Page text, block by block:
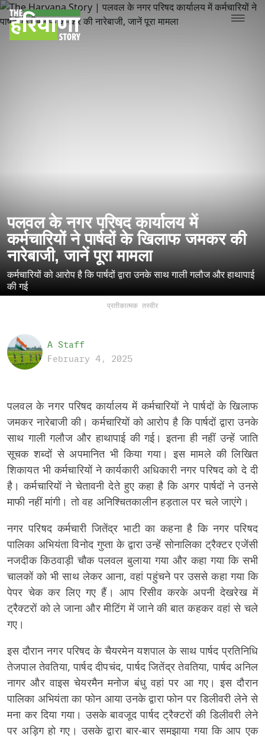
पलवल के नगर परिषद कार्यालय में
कर्मचारियों ने पार्षदों के खिलाफ जमकर की
नारेबाजी, जानें पूरा मामला
कर्मचारियों को आरोप है कि पार्षदों द्वारा उनके साथ गाली गलौज और हाथापाई
की गई
प्रतीकात्मक तस्वीर
A Staff
February 4, 2025
पलवल के नगर परिषद कार्यालय में कर्मचारियों ने पार्षदों के खिलाफ
जमकर नारेबाजी की। कर्मचारियों को आरोप है कि पार्षदों द्वारा उनके
साथ गाली गलौज और हाथापाई की गई। इतना ही नहीं उन्हें जाति
सूचक शब्दों से अपमानित भी किया गया। इस मामले की लिखित
शिकायत भी कर्मचारियों ने कार्यकारी अधिकारी नगर परिषद को दे दी
है। कर्मचारियों ने चेतावनी देते हुए कहा है कि अगर पार्षदों ने उनसे
माफी नहीं मांगी। तो वह अनिश्चितकालीन हड़ताल पर चले जाएंगे।
नगर परिषद कर्मचारी जितेंद्र भाटी का कहना है कि नगर परिषद
पालिका अभियंता विनोद गुप्ता के द्वारा उन्हें सोनालिका ट्रैक्टर एजेंसी
नजदीक किठवाड़ी चौक पलवल बुलाया गया और कहा गया कि सभी
चालकों को भी साथ लेकर आना, वहां पहुंचने पर उससे कहा गया कि
पेपर चेक कर लिए गए हैं। आप रिसीव करके अपनी देखरेख में
ट्रैक्टरों को ले जाना और मीटिंग में जाने की बात कहकर वहां से चले
गए।
इस दौरान नगर परिषद के चैयरमेन यशपाल के साथ पार्षद प्रतिनिधि
तेजपाल तेवतिया, पार्षद दीपचंद, पार्षद जितेंद्र तेवतिया, पार्षद अनिल
नागर और वाइस चेयरमैन मनोज बंधु वहां पर आ गए। इस दौरान
पालिका अभियंता का फोन आया उनके द्वारा फोन पर डिलीवरी लेने से
मना कर दिया गया। उसके बावजूद पार्षद ट्रैक्टरों की डिलीवरी लेने
पर अड़िग हो गए। उसके द्वारा बार-बार समझाया गया कि आप एक